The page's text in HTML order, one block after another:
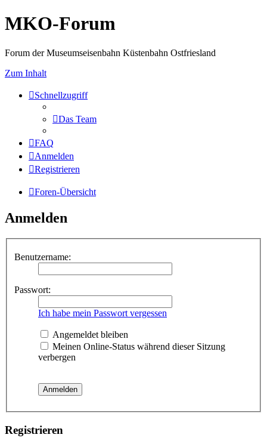
MKO-Forum
Forum der Museumseisenbahn Küstenbahn Ostfriesland
Zum Inhalt
Schnellzugriff
Das Team
FAQ
Anmelden
Registrieren
Foren-Übersicht
Anmelden
Benutzername:
Passwort:
Ich habe mein Passwort vergessen
Angemeldet bleiben
Meinen Online-Status während dieser Sitzung
verbergen
Registrieren